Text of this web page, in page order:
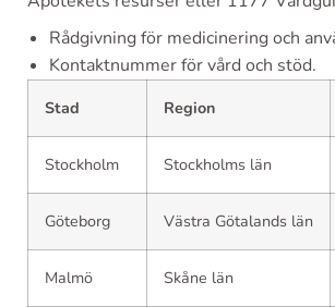
Rådgivning för medicinering och
Kontaktnummer för vård och stöd.
Stad Region
Stockholm Stockholms län
Göteborg Västra Götalands län
Malmö Skåne län